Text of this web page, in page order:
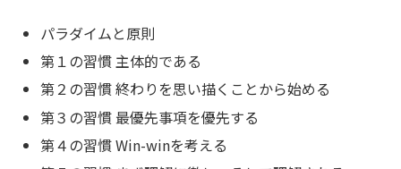
パラダイムと原則
第１の習慣 主体的である
第２の習慣 終わりを思い描くことから始める
第３の習慣 最優先事項を優先する
第４の習慣 Win-winを考える